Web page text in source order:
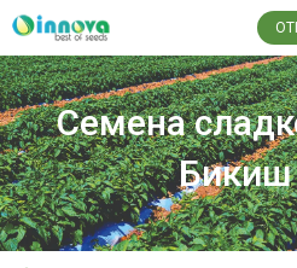
Семена
Бикиш